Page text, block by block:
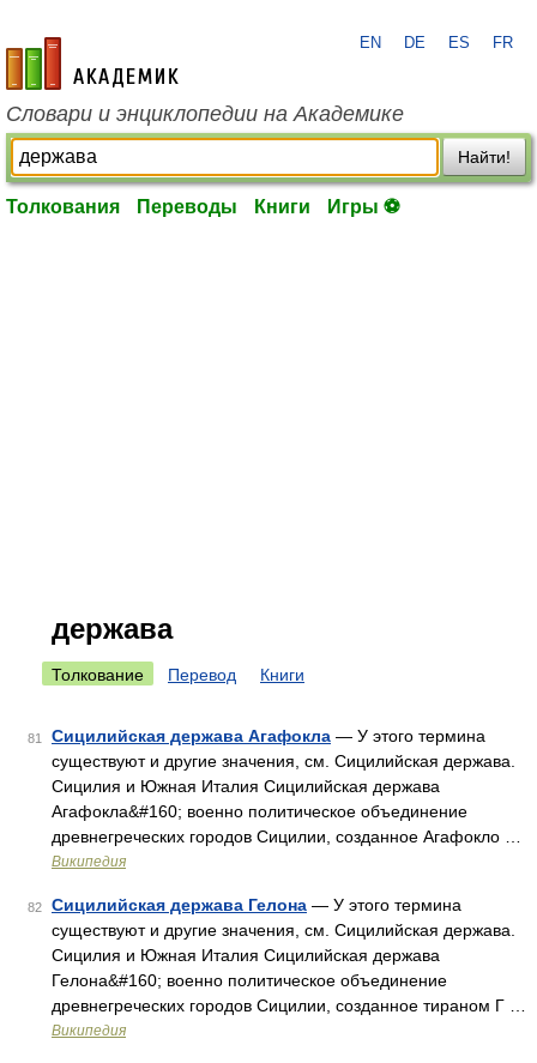
academic.ru
EN DE ES FR
Словари и энциклопедии на Академике
Найти!
Толкования Переводы Книги Игры ⚽
держава
Толкование Перевод Книги
81 Сицилийская держава Агафокла — У этого термина
существуют и другие значения, см. Сицилийская держава.
Сицилия и Южная Италия Сицилийская держава
Агафокла&#160; военно политическое объединение
древнегреческих городов Сицилии, созданное Агафокло …
Википедия
82 Сицилийская держава Гелона — У этого термина
существуют и другие значения, см. Сицилийская держава.
Сицилия и Южная Италия Сицилийская держава
Гелона&#160; военно политическое объединение
древнегреческих городов Сицилии, созданное тираном Г …
Википедия